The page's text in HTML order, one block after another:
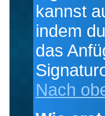
kannst
indem
das
Nach